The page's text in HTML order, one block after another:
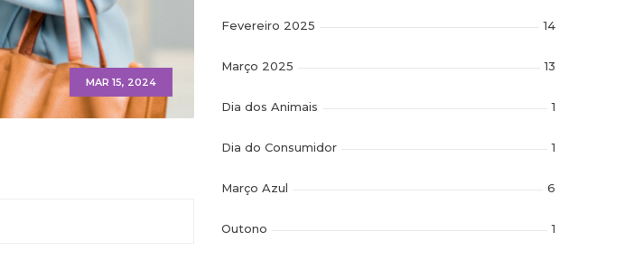
MAR 15, 2024
Fevereiro 2025 14
Março 2025 13
Dia dos Animais 1
Dia do Consumidor 1
Março Azul 6
Outono 1